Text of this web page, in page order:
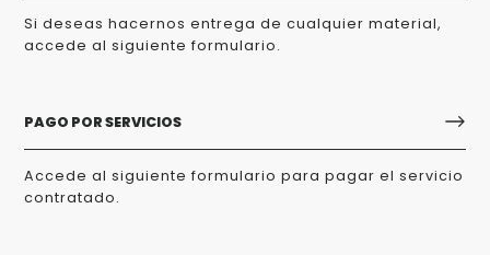
Si deseas hacernos entrega de cualquier material,
accede al siguiente formulario.
PAGO POR SERVICIOS
Accede al siguiente formulario para pagar el servicio
contratado.